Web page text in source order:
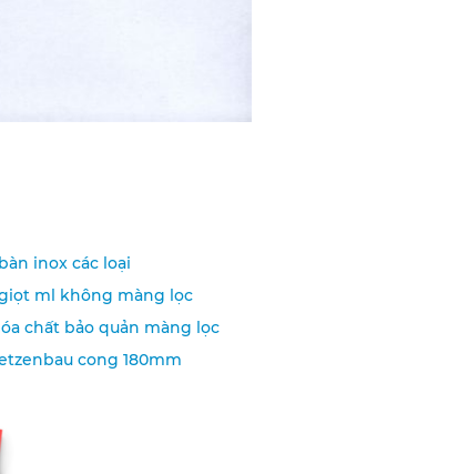
inox các loại
ml không màng lọc
chất bảo quản màng lọc
cong 180mm